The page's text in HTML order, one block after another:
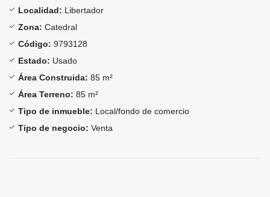
Localidad: Libertador
Zona: Catedral
Código: 9793128
Estado: Usado
Área Construida: 85 m²
Área Terreno: 85 m²
Tipo de inmueble: Local/fondo de comercio
Tipo de negocio: Venta